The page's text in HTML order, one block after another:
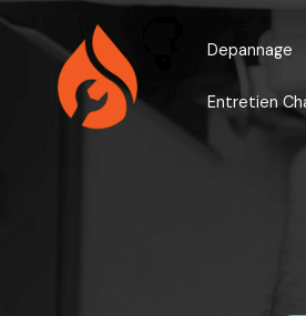
Aller
contenu
Depannage
Entretien